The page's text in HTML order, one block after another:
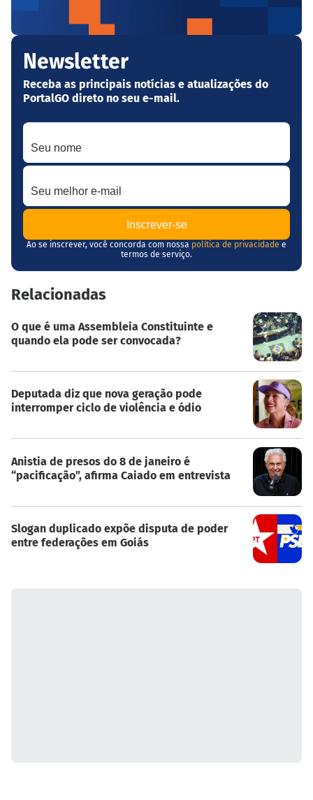
Newsletter
Receba as principais notícias e atualizações do
PortalGO direto no seu e-mail.
Seu nome
Seu melhor e-mail
Ao se inscrever, você concorda com nossa política de privacidade e
termos de serviço.
Relacionadas
O que é uma Assembleia Constituinte e
quando ela pode ser convocada?
Deputada diz que nova geração pode
interromper ciclo de violência e ódio
Anistia de presos do 8 de janeiro é
“pacificação”, afirma Caiado em entrevista
Slogan duplicado expõe disputa de poder
entre federações em Goiás